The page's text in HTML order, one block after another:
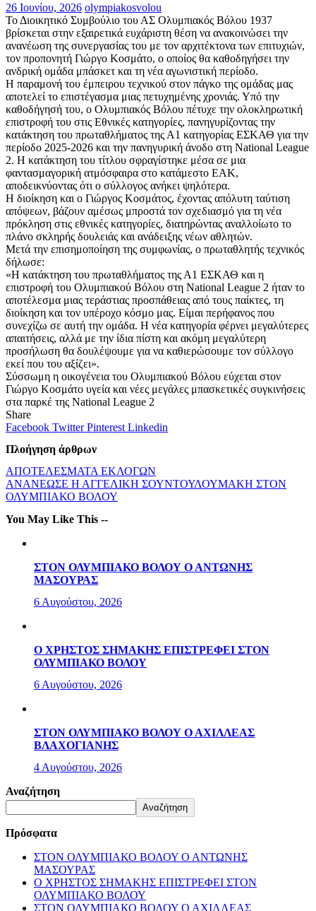
26 Ιουνίου, 2026 olympiakosvolou
Το Διοικητικό Συμβούλιο του ΑΣ Ολυμπιακός Βόλου 1937
βρίσκεται στην εξαιρετικά ευχάριστη θέση να ανακοινώσει την
ανανέωση της συνεργασίας του με τον αρχιτέκτονα των επιτυχιών,
τον προπονητή Γιώργο Κοσμάτο, ο οποίος θα καθοδηγήσει την
ανδρική ομάδα μπάσκετ και τη νέα αγωνιστική περίοδο.
Η παραμονή του έμπειρου τεχνικού στον πάγκο της ομάδας μας
αποτελεί το επιστέγασμα μιας πετυχημένης χρονιάς. Υπό την
καθοδήγησή του, ο Ολυμπιακός Βόλου πέτυχε την ολοκληρωτική
επιστροφή του στις Εθνικές κατηγορίες, πανηγυρίζοντας την
κατάκτηση του πρωταθλήματος της Α1 κατηγορίας ΕΣΚΑΘ για την
περίοδο 2025-2026 και την πανηγυρική άνοδο στη National League
2. Η κατάκτηση του τίτλου σφραγίστηκε μέσα σε μια
φαντασμαγορική ατμόσφαιρα στο κατάμεστο ΕΑΚ,
αποδεικνύοντας ότι ο σύλλογος ανήκει ψηλότερα.
Η διοίκηση και ο Γιώργος Κοσμάτος, έχοντας απόλυτη ταύτιση
απόψεων, βάζουν αμέσως μπροστά τον σχεδιασμό για τη νέα
πρόκληση στις εθνικές κατηγορίες, διατηρώντας αναλλοίωτο το
πλάνο σκληρής δουλειάς και ανάδειξης νέων αθλητών.
Μετά την επισημοποίηση της συμφωνίας, ο πρωταθλητής τεχνικός
δήλωσε:
«Η κατάκτηση του πρωταθλήματος της Α1 ΕΣΚΑΘ και η
επιστροφή του Ολυμπιακού Βόλου στη National League 2 ήταν το
αποτέλεσμα μιας τεράστιας προσπάθειας από τους παίκτες, τη
διοίκηση και τον υπέροχο κόσμο μας. Είμαι περήφανος που
συνεχίζω σε αυτή την ομάδα. Η νέα κατηγορία φέρνει μεγαλύτερες
απαιτήσεις, αλλά με την ίδια πίστη και ακόμη μεγαλύτερη
προσήλωση θα δουλέψουμε για να καθιερώσουμε τον σύλλογο
εκεί που του αξίζει».
Σύσσωμη η οικογένεια του Ολυμπιακού Βόλου εύχεται στον
Γιώργο Κοσμάτο υγεία και νέες μεγάλες μπασκετικές συγκινήσεις
στα παρκέ της National League 2
Share
Facebook TwitterPinterest Linkedin
Πλοήγηση άρθρων
ΑΠΟΤΕΛΕΣΜΑΤΑ ΕΚΛΟΓΩΝ
ΑΝΑΝΕΩΣΕ Η ΑΓΓΕΛΙΚΗ ΣΟΥΝΤΟΥΛΟΥΜΑΚΗ ΣΤΟΝ
ΟΛΥΜΠΙΑΚΟ ΒΟΛΟΥ
You May Like This --
ΣΤΟΝ ΟΛΥΜΠΙΑΚΟ ΒΟΛΟΥ Ο ΑΝΤΩΝΗΣ
ΜΑΣΟΥΡΑΣ
6 Αυγούστου, 2026
Ο ΧΡΗΣΤΟΣ ΣΗΜΑΚΗΣ ΕΠΙΣΤΡΕΦΕΙ ΣΤΟΝ
ΟΛΥΜΠΙΑΚΟ ΒΟΛΟΥ
6 Αυγούστου, 2026
ΣΤΟΝ ΟΛΥΜΠΙΑΚΟ ΒΟΛΟΥ Ο ΑΧΙΛΛΕΑΣ
ΒΛΑΧΟΓΙΑΝΗΣ
4 Αυγούστου, 2026
Αναζήτηση
Αναζήτηση
Πρόσφατα
ΣΤΟΝ ΟΛΥΜΠΙΑΚΟ ΒΟΛΟΥ Ο ΑΝΤΩΝΗΣ
ΜΑΣΟΥΡΑΣ
Ο ΧΡΗΣΤΟΣ ΣΗΜΑΚΗΣ ΕΠΙΣΤΡΕΦΕΙ ΣΤΟΝ
ΟΛΥΜΠΙΑΚΟ ΒΟΛΟΥ
ΣΤΟΝ ΟΛΥΜΠΙΑΚΟ ΒΟΛΟΥ Ο ΑΧΙΛΛΕΑΣ